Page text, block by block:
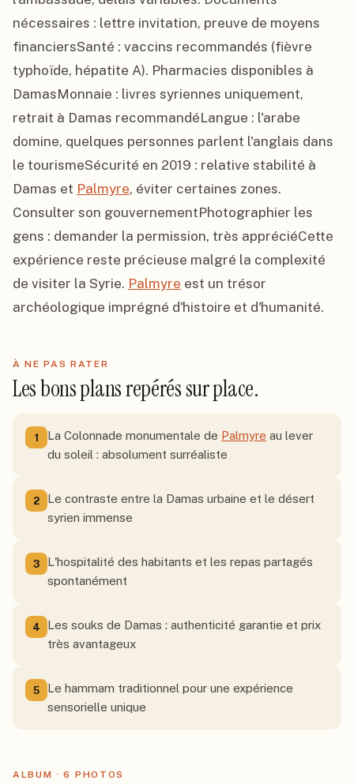
nécessaires : lettre invitation, preuve de moyens
financiersSanté : vaccins recommandés (fièvre
typhoïde, hépatite A). Pharmacies disponibles à
DamasMonnaie : livres syriennes uniquement,
retrait à Damas recommandéLangue : l'arabe
domine, quelques personnes parlent l'anglais dans
le tourismeSécurité en 2019 : relative stabilité à
Damas et Palmyre, éviter certaines zones.
Consulter son gouvernementPhotographier les
gens : demander la permission, très appréciéCette
expérience reste précieuse malgré la complexité
de visiter la Syrie. Palmyre est un trésor
archéologique imprégné d'histoire et d'humanité.
À NE PAS RATER
Les bons plans repérés sur place.
1 La Colonnade monumentale de Palmyre au lever
du soleil : absolument surréaliste
2
Le contraste entre la Damas urbaine et le désert
syrien immense
3
L'hospitalité des habitants et les repas partagés
spontanément
4
Les souks de Damas : authenticité garantie et prix
très avantageux
5
Le hammam traditionnel pour une expérience
sensorielle unique
ALBUM ·6 PHOTOS